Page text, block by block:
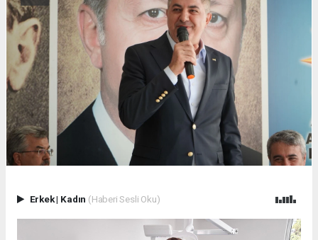
Erkek| Kadın (Haberi Sesli Oku)